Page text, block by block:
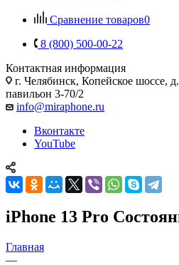
Сравнение товаров0
8 (800) 500-00-22
Контактная информация
г. Челябинск, Копейское шоссе,
павильон 3-70/2
info@miraphone.ru
Вконтакте
YouTube
iPhone 13 Pro
Главная
—